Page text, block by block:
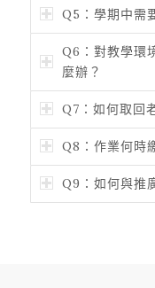
Q5：學期中需
Q6：對教學環
麼辦？
Q7：如何取回
Q8：作業何時
Q9：如何與推